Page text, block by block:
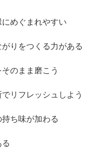
めぐまれやすい
りをつくる力がある
のまま磨こう
リフレッシュしよう
ち味が加わる